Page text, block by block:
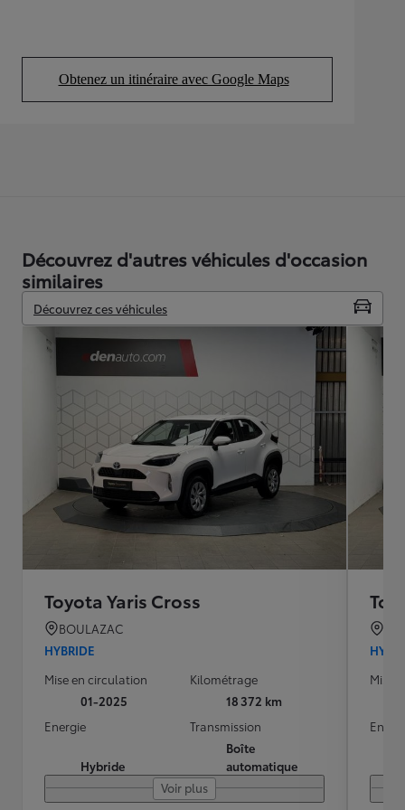
Obtenez un itinéraire avec Google Maps
(Opens in new tab)
Découvrez d'autres véhicules d'occasion
similaires
Découvrez ces véhicules
Toyota Yaris Cross
BOULAZAC
HYBRIDE
Mise en circulation
01-2025
Kilométrage
18 372 km
Energie
Hybride
Transmission
Boîte
automatique
Voir plus
Mise